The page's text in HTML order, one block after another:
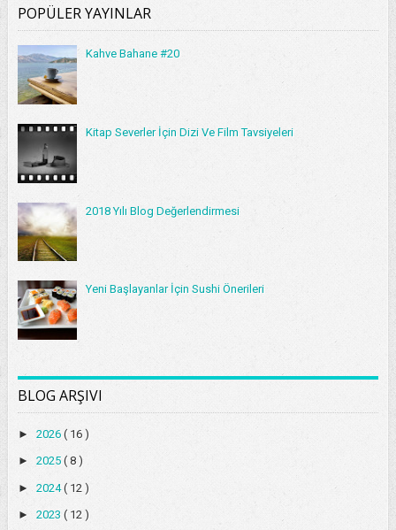
POPÜLER YAYINLAR
Kahve Bahane #20
Kitap Severler İçin Dizi Ve Film Tavsiyeleri
2018 Yılı Blog Değerlendirmesi
Yeni Başlayanlar İçin Sushi Önerileri
BLOG ARŞIVI
► 2026 ( 16 )
► 2025 ( 8 )
► 2024( 12 )
► 2023 ( 12 )